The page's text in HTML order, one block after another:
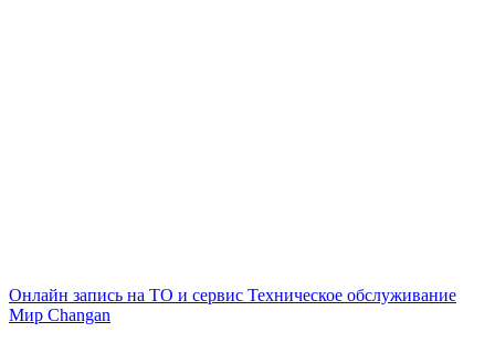
Онлайн запись на ТО и сервис Техническое обслуживание
Мир Changan